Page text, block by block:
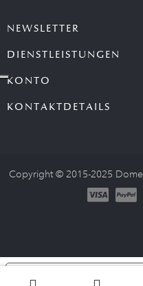
NEWSLETTER
DIENSTLEISTUNGEN
KONTO
KONTAKTDETAILS
Copyright © 2015-2025
Le tue